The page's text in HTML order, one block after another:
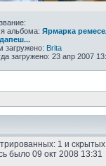
альбома: Ярмарка
загружено: Brita
загружено: 23 апр 2007
1 и
было 09 окт 2008 13:31